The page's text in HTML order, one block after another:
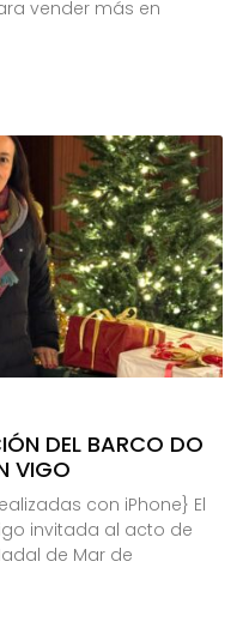
vender más en
DEL BARCO DO
VIGO
con iPhone} El
invitada al acto de
de Mar de